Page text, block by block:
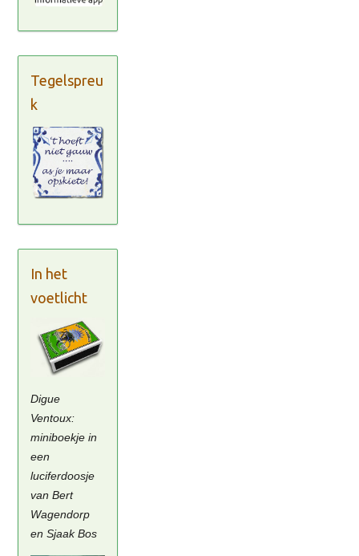
Tegelspreu
k
In het
voetlicht
Digue
Ventoux:
miniboekje in
een
luciferdoosje
van Bert
Wagendorp
en Sjaak Bos